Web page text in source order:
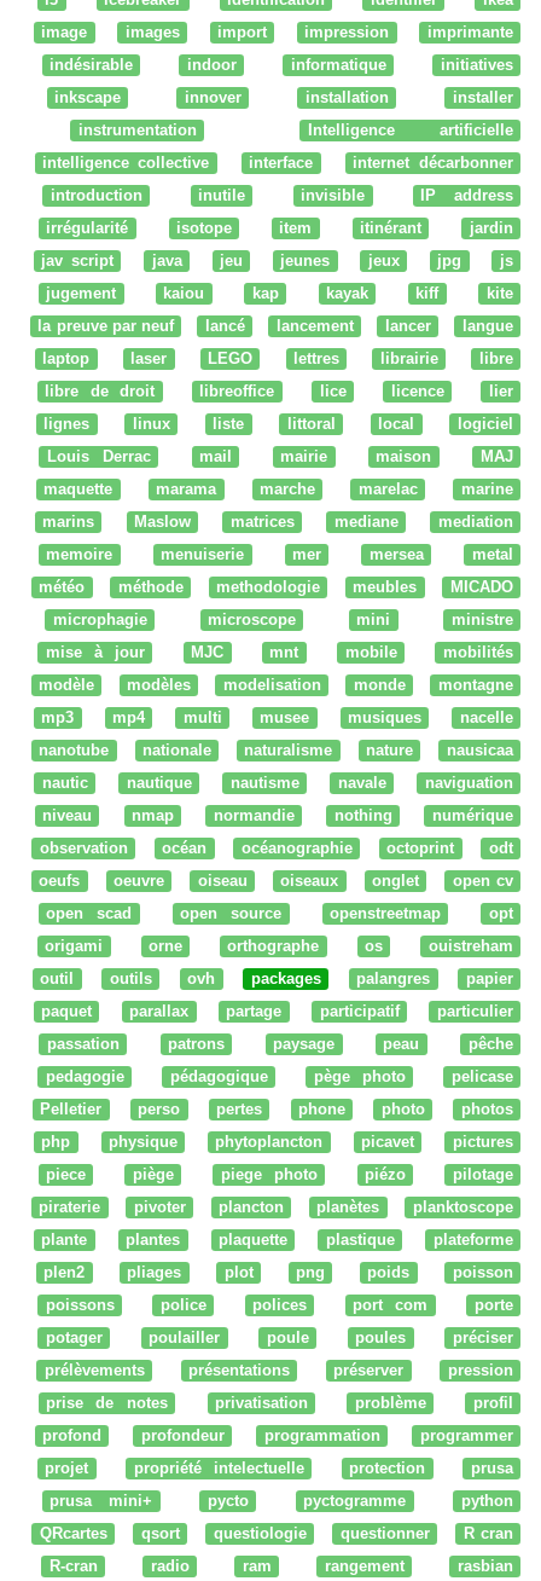
image
images import impression
imprimante
indésirable
indoor informatique
initiatives
inkscape
innover installation
installer
instrumentation
Intelligence artificielle
intelligence collective
interface
internet décarbonner
introduction
inutile invisible
IP address
irrégularité
isotope item itinérant
jardin
jav script
java jeu jeunes jeux jpg
js
jugement
kaiou kap kayak kiff
kite
la preuve par neuf
lancé lancement lancer
langue
laptop
laser LEGO lettres librairie
libre
libre de droit
libreoffice lice licence
lier
lignes
linux liste littoral local
logiciel
Louis Derrac
mail mairie maison
MAJ
maquette
marama marche marelac
marine
marins
Maslow matrices mediane
mediation
memoire
menuiserie mer mersea
metal
météo
méthode methodologie meubles
MICADO
microphagie
microscope mini
ministre
mise à jour
MJC mnt mobile
mobilités
modèle
modèles modelisation monde
montagne
mp3
mp4 multi musee musiques
nacelle
nanotube
nationale naturalisme nature
nausicaa
nautic
nautique nautisme navale
naviguation
niveau
nmap normandie nothing
numérique
observation
océan océanographie octoprint
odt
oeufs
oeuvre oiseau oiseaux onglet
open cv
open scad
open source openstreetmap
opt
origami
orne orthographe os
ouistreham
outil
outils ovh packages palangres
papier
paquet
parallax partage participatif
particulier
passation
patrons paysage peau
pêche
pedagogie
pédagogique pège photo
pelicase
Pelletier
perso pertes phone photo
photos
php
physique phytoplancton picavet
pictures
piece
piège piege photo piézo
pilotage
piraterie
pivoter plancton planètes
planktoscope
plante
plantes plaquette plastique
plateforme
plen2
pliages plot png poids
poisson
poissons
police polices port com
porte
potager
poulailler poule poules
préciser
prélèvements
présentations préserver
pression
prise de notes
privatisation problème
profil
profond
profondeur programmation
programmer
projet
propriété intelectuelle protection
prusa
prusa mini+
pycto pyctogramme
python
QRcartes
qsort questiologie questionner
R cran
R-cran
radio ram rangement
rasbian